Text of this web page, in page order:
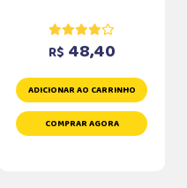
R$ 48,40
ADICIONAR AO CARRINHO
COMPRAR AGORA